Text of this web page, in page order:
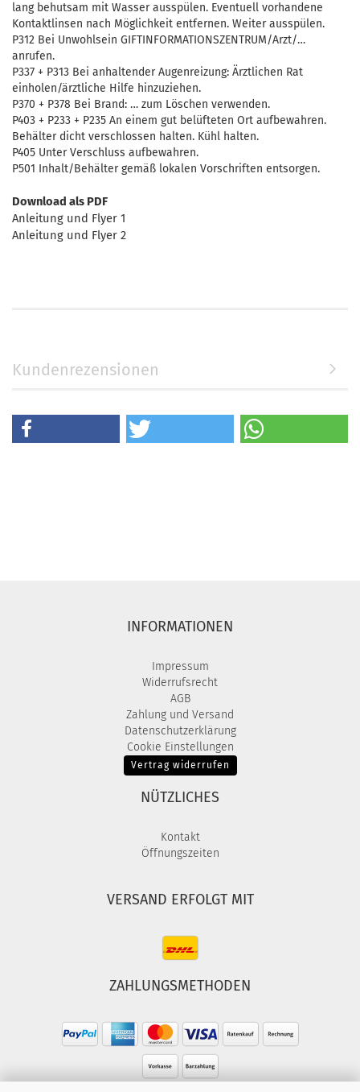
lang behutsam mit Wasser ausspülen. Eventuell vorhandene
Kontaktlinsen nach Möglichkeit entfernen. Weiter ausspülen.
P312 Bei Unwohlsein GIFTINFORMATIONSZENTRUM/Arzt/…
anrufen.
P337 + P313 Bei anhaltender Augenreizung: Ärztlichen Rat
einholen/ärztliche Hilfe hinzuziehen.
P370 + P378 Bei Brand: … zum Löschen verwenden.
P403 + P233 + P235 An einem gut belüfteten Ort aufbewahren.
Behälter dicht verschlossen halten. Kühl halten.
P405 Unter Verschluss aufbewahren.
P501 Inhalt/Behälter gemäß lokalen Vorschriften entsorgen.
Download als PDF
Anleitung und Flyer 1
Anleitung und Flyer 2
Kundenrezensionen
INFORMATIONEN
Impressum
Widerrufsrecht
AGB
Zahlung und Versand
Datenschutzerklärung
Cookie Einstellungen
Vertrag widerrufen
NÜTZLICHES
Kontakt
Öffnungszeiten
VERSAND ERFOLGT MIT
ZAHLUNGSMETHODEN